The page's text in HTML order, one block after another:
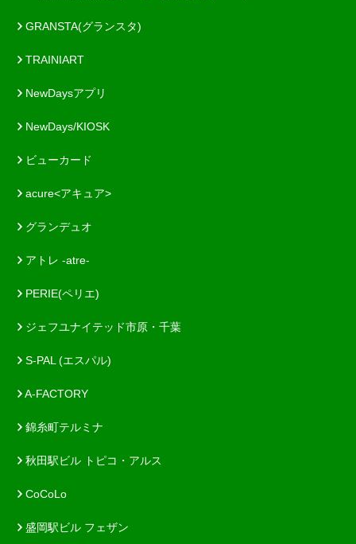
GRANSTA(グランスタ)
TRAINIART
NewDaysアプリ
NewDays/KIOSK
ビューカード
acure<アキュア>
グランデュオ
アトレ -atre-
PERIE(ペリエ)
ジェフユナイテッド市原・千葉
S-PAL (エスパル)
A-FACTORY
錦糸町テルミナ
秋田駅ビル トピコ・アルス
CoCoLo
盛岡駅ビル フェザン